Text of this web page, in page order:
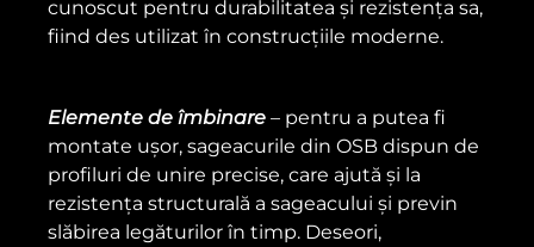
cunoscut pentru durabilitatea și rezistența sa,
fiind des utilizat în construcțiile moderne.
Elemente de îmbinare – pentru a putea fi
montate ușor, sageacurile din OSB dispun de
profiluri de unire precise, care ajută și la
rezistența structurală a sageacului și previn
slăbirea legăturilor în timp. Deseori,